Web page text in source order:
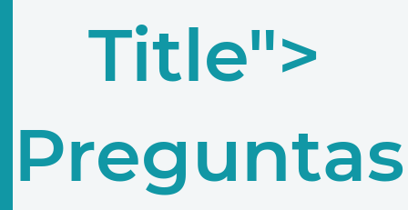
Title">
Preguntas